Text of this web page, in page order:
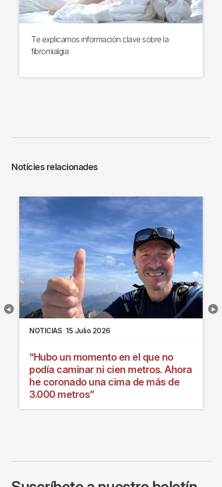
Te explicamos información clave sobre la
fibromialgia
Notícies relacionades
NOTICIAS 15 Julio 2026
“Hubo un momento en el que no
podía caminar ni cien metros. Ahora
he coronado una cima de más de
3.000 metros”